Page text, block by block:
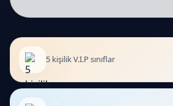
5 kişilik V.I.P sınıflar